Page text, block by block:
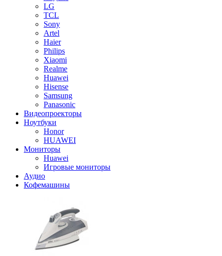
LG
TCL
Sony
Artel
Haier
Philips
Xiaomi
Realme
Huawei
Hisense
Samsung
Panasonic
Видеопроекторы
Ноутбуки
Honor
HUAWEI
Мониторы
Huawei
Игровые мониторы
Аудио
Кофемашины